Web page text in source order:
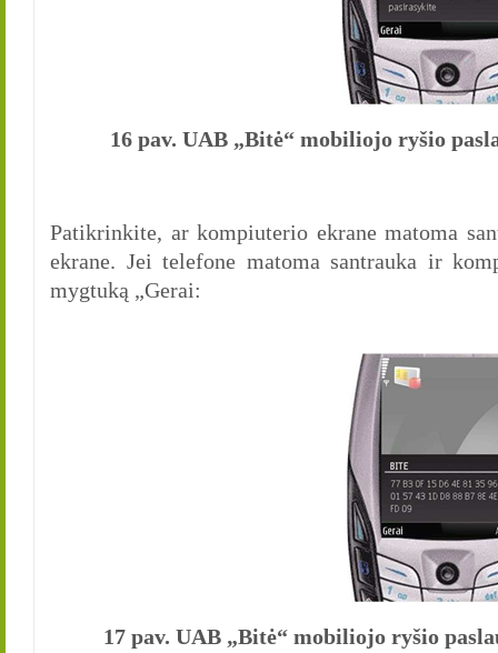
16 pav. UAB „Bitė“ mobiliojo ryšio
Patikrinkite, ar kompiuterio ekrane matoma
ekrane. Jei telefone matoma santrauka ir
mygtuką „Gerai:
17 pav. UAB „Bitė“ mobiliojo ryšio